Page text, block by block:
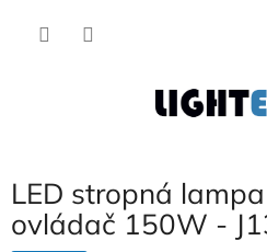
LED stropná
ovládač 150W -